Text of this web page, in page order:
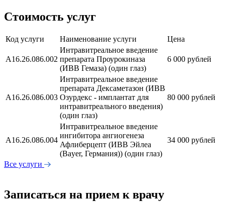
Стоимость услуг
Код услуги Наименование услуги Цена
А16.26.086.002
Интравитреальное введение
препарата Проурокиназа
(ИВВ Гемаза) (один глаз)
6 000 рублей
А16.26.086.003
Интравитреальное введение
препарата Дексаметазон (ИВВ
Озурдекс - имплантат для
интравитреального введения)
(один глаз)
80 000 рублей
А16.26.086.004
Интравитреальное введение
ингибитора ангиогенеза
Афлиберцепт (ИВВ Эйлеа
(Bayer, Германия)) (один глаз)
34 000 рублей
Все услуги
Записаться на прием к врачу